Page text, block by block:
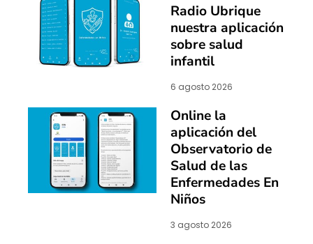
Radio Ubrique
nuestra aplicación
sobre salud
infantil
6 agosto 2026
Online la
aplicación del
Observatorio de
Salud de las
Enfermedades En
Niños
3 agosto 2026